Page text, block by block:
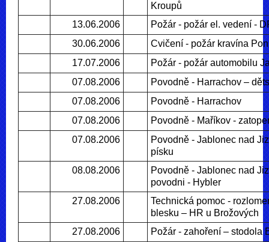
Kroupů
13.06.2006
Požár - požár el. vedení -
30.06.2006
Cvičení - požár kravína
17.07.2006
Požár - požár automobilu
07.08.2006
Povodně - Harrachov –
07.08.2006
Povodně - Harrachov
07.08.2006
Povodně - Maříkov -
07.08.2006
Povodně - Jablonec nad
písku
08.08.2006
Povodně - Jablonec nad
povodni - Hybler
27.08.2006
Technická pomoc -
blesku – HR u Brožových
27.08.2006
Požár - zahoření – stodola